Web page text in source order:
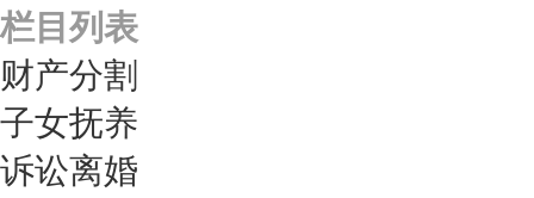
栏目列表
财产分割
子女抚养
诉讼离婚